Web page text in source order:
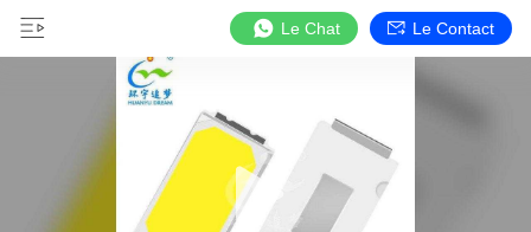
Le Chat Le Contact